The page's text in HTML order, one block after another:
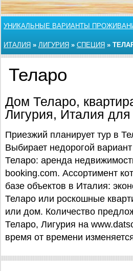
УНИКАЛЬНЫЕ ВАРИАНТЫ
ИТАЛИЯ » ЛИГУРИЯ » СПЕЦИЯ »
Теларо
Дом Теларо,
Лигурия, Италия
Приезжий планирует тур в
Выбирает недорогой
Теларо: аренда
booking.com. Ассортимент
базе объектов в Италия:
Теларо или роскошные
или дом. Количество
Теларо, Лигурия на
время от времени